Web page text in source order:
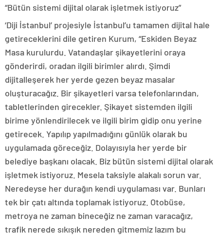
“Bütün sistemi dijital olarak işletmek istiyoruz”
‘Diji İstanbul’ projesiyle İstanbul’u tamamen dijital hale
getireceklerini dile getiren Kurum, “Eskiden Beyaz
Masa kurulurdu. Vatandaşlar şikayetlerini oraya
gönderirdi, oradan ilgili birimler alırdı. Şimdi
dijitalleşerek her yerde gezen beyaz masalar
oluşturacağız. Bir şikayetleri varsa telefonlarından,
tabletlerinden girecekler. Şikayet sistemden ilgili
birime yönlendirilecek ve ilgili birim gidip onu yerine
getirecek. Yapılıp yapılmadığını günlük olarak bu
uygulamada göreceğiz. Dolayısıyla her yerde bir
belediye başkanı olacak. Biz bütün sistemi dijital olarak
işletmek istiyoruz. Mesela taksiyle alakalı sorun var.
Neredeyse her durağın kendi uygulaması var. Bunları
tek bir çatı altında toplamak istiyoruz. Otobüse,
metroya ne zaman bineceğiz ne zaman varacağız,
trafik nerede sıkışık nereden gitmemiz lazım bu